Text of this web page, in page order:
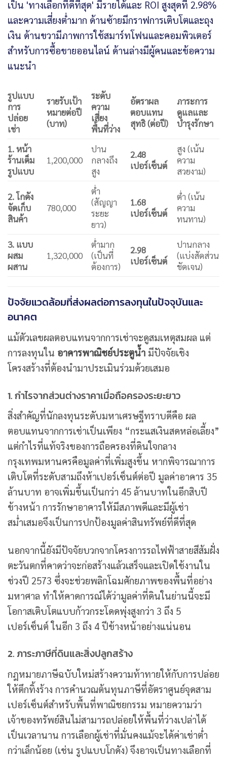
รูปแบบ
การ
ปล่อย
เช่า
รายรับเป้า
หมายต่อปี
(บาท)
ระดับ
ความ
เสี่ยง
พื้นที่ว่าง
อัตราผล
ตอบแทน
สุทธิ (ต่อปี)
ภาระการ
ดูแลและ
บำรุงรักษา
1. หน้า
ร้านเต็ม
รูปแบบ
1,200,000
ปาน
กลางถึง
สูง
2.48
เปอร์เซ็นต์
สูง (เน้น
ความ
สวยงาม)
2. โกดัง
จัดเก็บ
สินค้า
780,000
ต่ำ
(สัญญา
ระยะ
ยาว)
1.68
เปอร์เซ็นต์
ต่ำ (เน้น
ความ
ทนทาน)
3. แบบ
ผสม
ผสาน
1,320,000
ต่ำมาก
(เป็นที่
ต้องการ)
2.98
เปอร์เซ็นต์
ปานกลาง
(แบ่งสัดส่วน
ชัดเจน)
ปัจจัยแวดล้อมที่ส่งผลต่อการลงทุนในปัจจุบันและ
อนาคต
แม้ตัวเลขผลตอบแทนจากการเช่าจะดูสมเหตุสมผล แต่
การลงทุนใน อาคารพาณิชย์ประตูน้ำ มีปัจจัยเชิง
โครงสร้างที่ต้องนำมาประเมินร่วมด้วยเสมอ
1. กำไรจากส่วนต่างราคาเมื่อถือครองระยะยาว
สิ่งสำคัญที่นักลงทุนระดับมหาเศรษฐีทราบดีคือ ผล
ตอบแทนจากการเช่าเป็นเพียง “กระแสเงินสดหล่อเลี้ยง”
แต่กำไรที่แท้จริงของการถือครองที่ดินใจกลาง
กรุงเทพมหานครคือมูลค่าที่เพิ่มสูงขึ้น หากพิจารณาการ
เติบโตที่ระดับสามถึงห้าเปอร์เซ็นต์ต่อปี มูลค่าอาคาร 35
ล้านบาท อาจเพิ่มขึ้นเป็นกว่า 45 ล้านบาทในอีกสิบปี
ข้างหน้า การรักษาอาคารให้มีสภาพดีและมีผู้เช่า
สม่ำเสมอจึงเป็นการปกป้องมูลค่าสินทรัพย์ที่ดีที่สุด
นอกจากนี้ยังมีปัจจัยบวกจากโครงการรถไฟฟ้าสายสีส้มฝั่ง
ตะวันตกที่คาดว่าจะก่อสร้างแล้วเสร็จและเปิดใช้งานใน
ช่วงปี 2573 ซึ่งจะช่วยพลิกโฉมศักยภาพของพื้นที่อย่าง
มหาศาล ทำให้คาดการณ์ได้ว่ามูลค่าที่ดินในย่านนี้จะมี
โอกาสเติบโตแบบก้าวกระโดดพุ่งสูงกว่า 3 ถึง 5
เปอร์เซ็นต์ ในอีก 3 ถึง 4 ปีข้างหน้าอย่างแน่นอน
2. ภาระภาษีที่ดินและสิ่งปลูกสร้าง
กฎหมายภาษีฉบับใหม่สร้างความท้าทายให้กับการปล่อย
ให้ตึกทิ้งร้าง การคำนวณต้นทุนภาษีที่อัตราศูนย์จุดสาม
เปอร์เซ็นต์สำหรับพื้นที่พาณิชยกรรม หมายความว่า
เจ้าของทรัพย์สินไม่สามารถปล่อยให้พื้นที่ว่างเปล่าได้
เป็นเวลานาน การเลือกผู้เช่าที่มั่นคงแม้จะได้ค่าเช่าต่ำ
กว่าเล็กน้อย (เช่น รูปแบบโกดัง) จึงอาจเป็นทางเลือกที่